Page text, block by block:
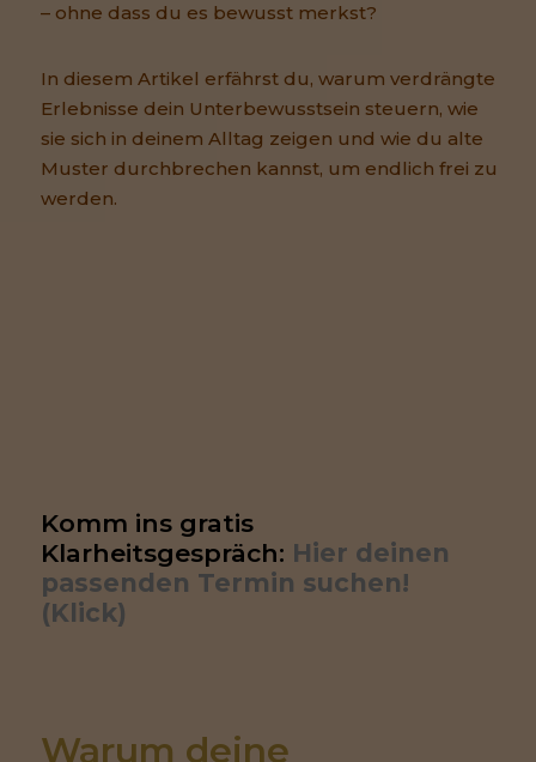
– ohne dass du es bewusst merkst?
In diesem Artikel erfährst du, warum verdrängte
Erlebnisse dein Unterbewusstsein steuern, wie
sie sich in deinem Alltag zeigen und wie du alte
Muster durchbrechen kannst, um endlich frei zu
werden.
Komm ins gratis
Klarheitsgespräch: Hier deinen
passenden Termin suchen!
(Klick)
Warum deine